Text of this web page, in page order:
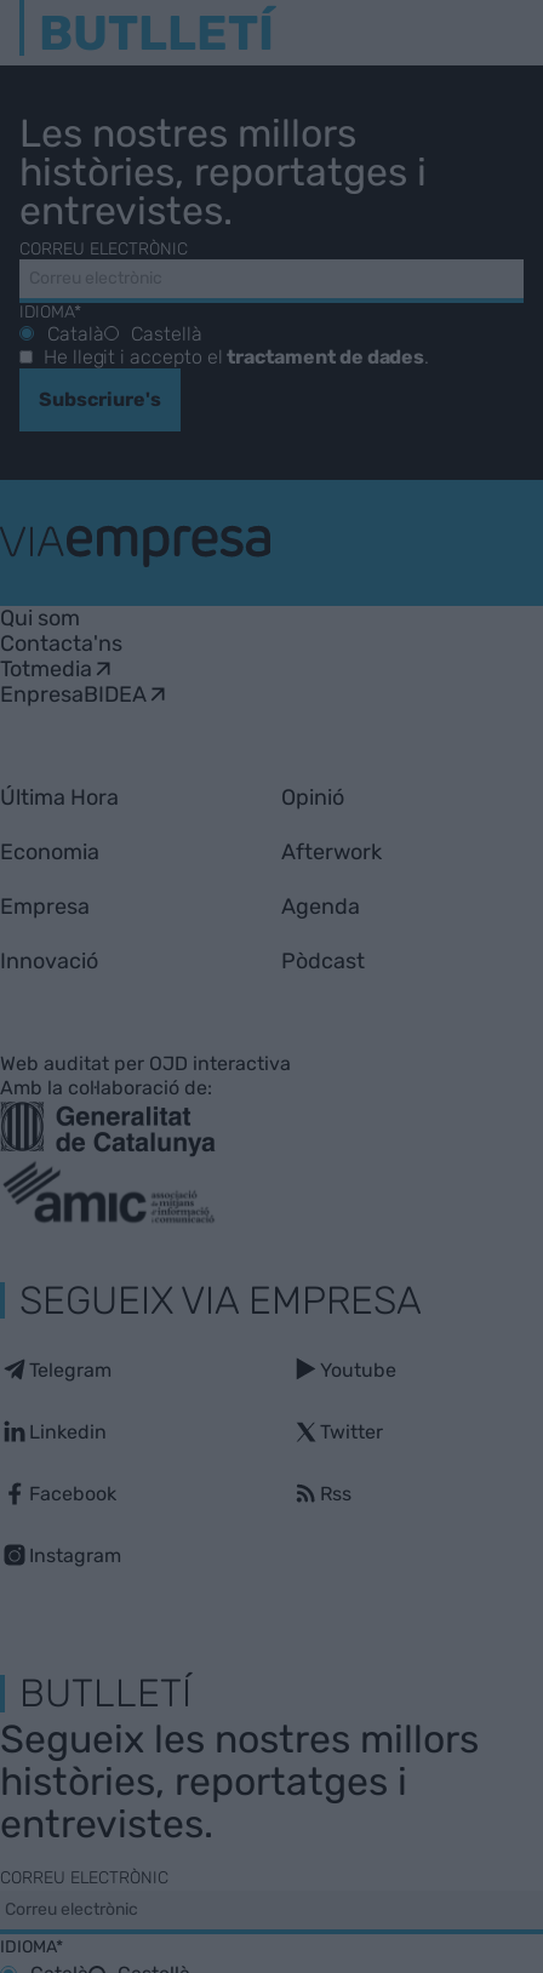
BUTLLETÍ
Les nostres millors
històries, reportatges i
entrevistes.
CORREU ELECTRÒNIC
IDIOMA*
Català
Castellà
He llegit i accepto eltractament de dades
Subscriure's
Empresa
Qui som
Contacta'ns
Totmedia
EnpresaBIDEA
Última Hora
Economia
Empresa
Innovació
Opinió
Afterwork
Agenda
Pòdcast
Web auditat per OJD interactiva
Amb la col·laboració de:
SEGUEIX VIA EMPRESA
Telegram
Linkedin
Facebook
Instagram
Youtube
Twitter
Rss
BUTLLETÍ
Segueix les nostres millors
històries, reportatges i
entrevistes.
CORREU ELECTRÒNIC
IDIOMA*